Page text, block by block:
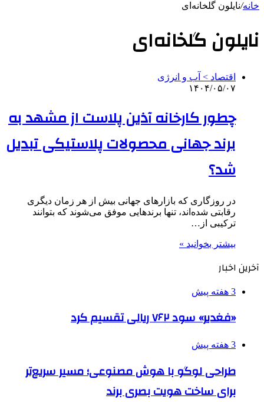
خانه/نایلون گلخانه‌ای
نایلون گلخانه‌ای
اقتصاد > آب و انرژی
۱۴۰۴/۰۵/۰۷
چطور کارخانه آذین پلاست از مشهد به
برند جهانی محصولات پلاستیکی تبدیل
شد؟
در روزگاری که بازارهای جهانی بیش از هر زمان دیگری
رقابتی شده‌اند، تنها برندهایی موفق می‌شوند که بتوانند
ترکیبی از…
بیشتر بخوانید »
آخرین اخبار
3 هفته پیش
«فغدیر» سود ۷۶۲ ریالی تقسیم کرد
3 هفته پیش
طراحی لوگو با هوش مصنوعی؛ مسیر سریع‌تر
برای ساخت هویت بصری برند